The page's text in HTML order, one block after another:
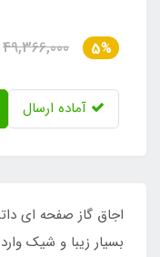
5%
49,366,000
آماده ارسال
بسیار زیبا و شیک